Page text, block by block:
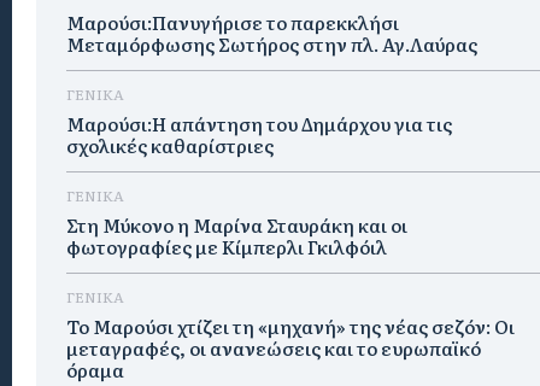
Μαρούσι:Πανυγήρισε το παρεκκλήσι
Μεταμόρφωσης Σωτήρος στην πλ. Αγ.Λαύρας
ΓΕΝΙΚΑ
Μαρούσι:Η απάντηση του Δημάρχου για τις
σχολικές καθαρίστριες
ΓΕΝΙΚΑ
Στη Μύκονο η Μαρίνα Σταυράκη και οι
φωτογραφίες με Κίμπερλι Γκιλφόιλ
ΓΕΝΙΚΑ
Το Μαρούσι χτίζει τη «μηχανή» της νέας σεζόν: Οι
μεταγραφές, οι ανανεώσεις και το ευρωπαϊκό
όραμα